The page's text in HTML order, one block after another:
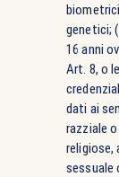
genetici;
16 anni
Art. 8, o
dati ai
razziale
religiose,
sessuale